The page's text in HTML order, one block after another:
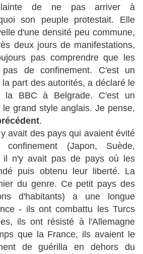
de ne pas arriver à
son peuple protestait. Elle
d'une densité peu commune,
deux jours de manifestations,
pas comprendre que les
de confinement. C'est un
part des autorités, a déclaré le
la BBC à Belgrade. C'est un
grand style anglais. Je pense,
.
avait des pays qui avaient évité
confinement (Japon, Suède,
il n'y avait pas de pays où les
puis obtenu leur liberté. La
du genre. Ce petit pays des
d'habitants) a une longue
- ils ont combattu les Turcs
ils ont résisté à l'Allemagne
que la France, ils avaient le
de guérilla en dehors du